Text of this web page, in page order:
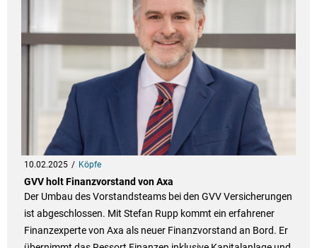
10.02.2025 Köpfe
GVV holt Finanzvorstand von Axa
Der Umbau des Vorstandsteams bei den GVV Versicherungen
ist abgeschlossen. Mit Stefan Rupp kommt ein erfahrener
Finanzexperte von Axa als neuer Finanzvorstand an Bord. Er